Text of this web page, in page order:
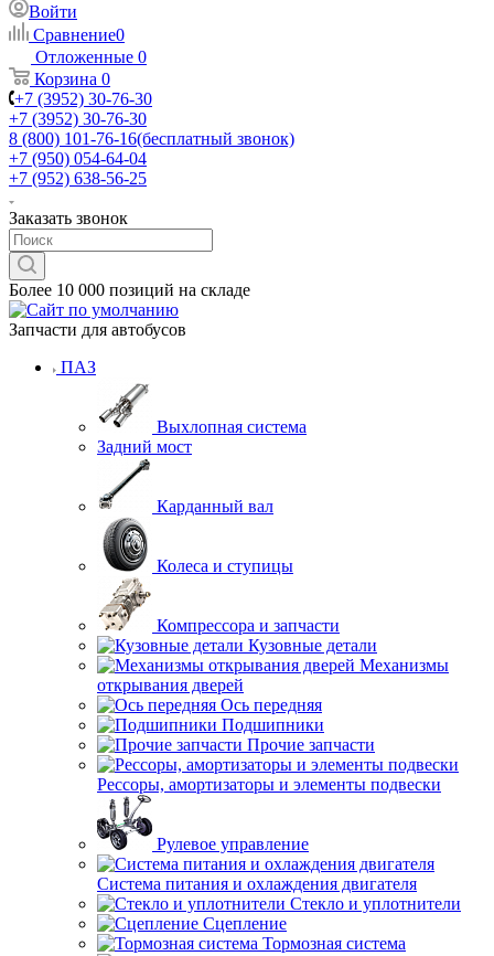
Войти
Сравнение0
Отложенные 0
Корзина 0
+7 (3952) 30-76-30
+7 (3952) 30-76-30
8 (800) 101-76-16(бесплатный звонок)
+7 (950) 054-64-04
+7 (952) 638-56-25
Заказать звонок
Более 10 000 позиций на складе
Запчасти для автобусов
ПАЗ
Выхлопная система
Задний мост
Карданный вал
Колеса и ступицы
Компрессора и запчасти
Кузовные детали
Механизмы
открывания дверей
Ось передняя
Подшипники
Прочие запчасти
Рессоры, амортизаторы и элементы подвески
Рулевое управление
Система питания и охлаждения двигателя
Стекло и уплотнители
Сцепление
Тормозная система